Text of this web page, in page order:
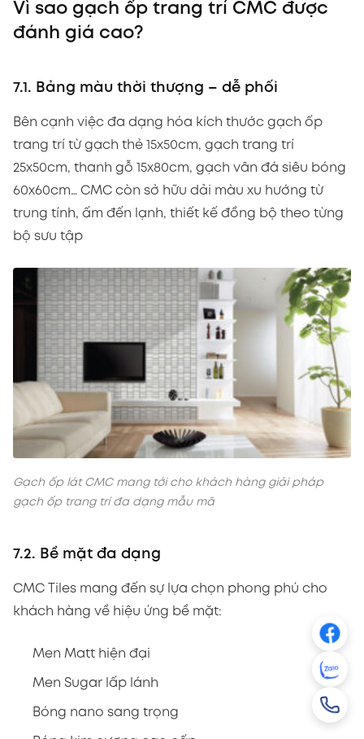
Vì sao gạch ốp trang trí CMC được
đánh giá cao?
7.1. Bảng màu thời thượng – dễ phối
Bên cạnh việc đa dạng hóa kích thước gạch ốp
trang trí từ gạch thẻ 15x50cm, gạch trang trí
25x50cm, thanh gỗ 15x80cm, gạch vân đá siêu bóng
60x60cm… CMC còn sở hữu dải màu xu hướng từ
trung tính, ấm đến lạnh, thiết kế đồng bộ theo từng
bộ sưu tập
Gạch ốp lát CMC mang tới cho khách hàng giải pháp
gạch ốp trang trí đa dạng mẫu mã
7.2. Bề mặt đa dạng
CMC Tiles mang đến sự lựa chọn phong phú cho
khách hàng về hiệu ứng bề mặt:
Men Matt hiện đại
Men Sugar lấp lánh
Bóng nano sang trọng